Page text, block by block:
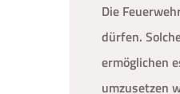
Die
dürfen.
ermöglichen
umzusetzen